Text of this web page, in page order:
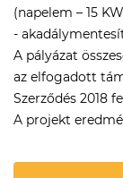
(napelem – 15
-
A pályázat
az elfogadott
Szerződés 2018
A projekt